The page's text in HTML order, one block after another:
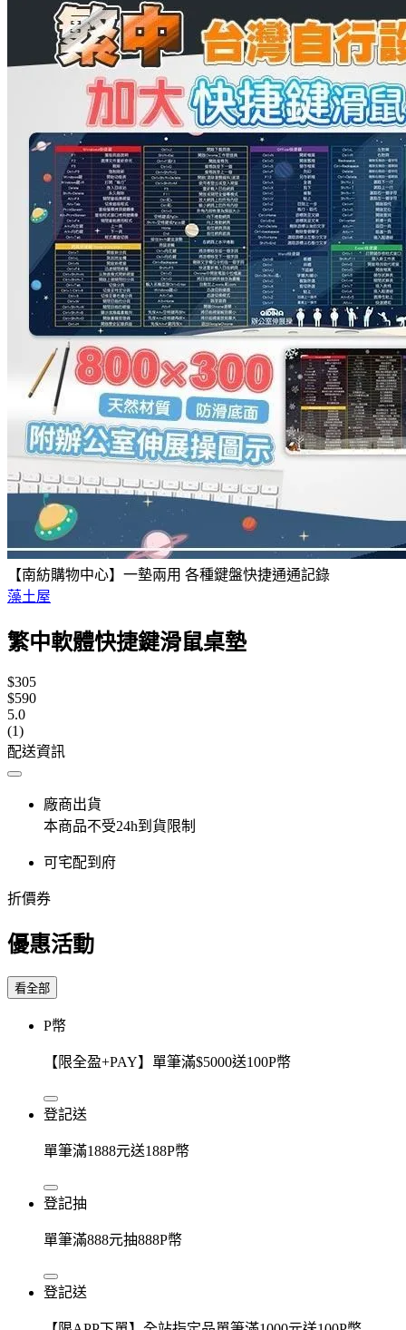
【南紡購物中心】一墊兩用 各種鍵盤快捷通通記錄
藻土屋
繁中軟體快捷鍵滑鼠桌墊
$305
$590
5.0
(1)
配送資訊
廠商出貨
本商品不受24h到貨限制
可宅配到府
折價券
優惠活動
看全部
P幣
【限全盈+PAY】單筆滿$5000送100P幣
登記送
單筆滿1888元送188P幣
登記抽
單筆滿888元抽888P幣
登記送